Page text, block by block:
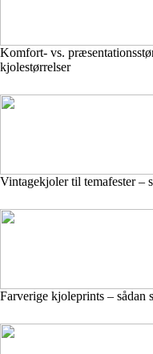
Komfort- vs.
kjolestørrelser
Vintagekjoler til temafester –
Farverige kjoleprints – sådan